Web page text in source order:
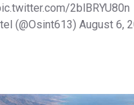
2blBRYU80n
(@Osint613) August 6,